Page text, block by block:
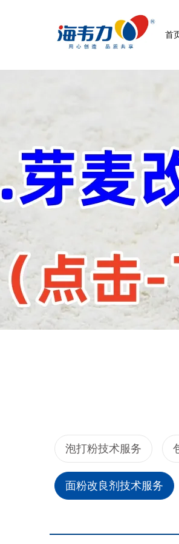
首
泡打粉技术服务
面粉改良剂技术服务